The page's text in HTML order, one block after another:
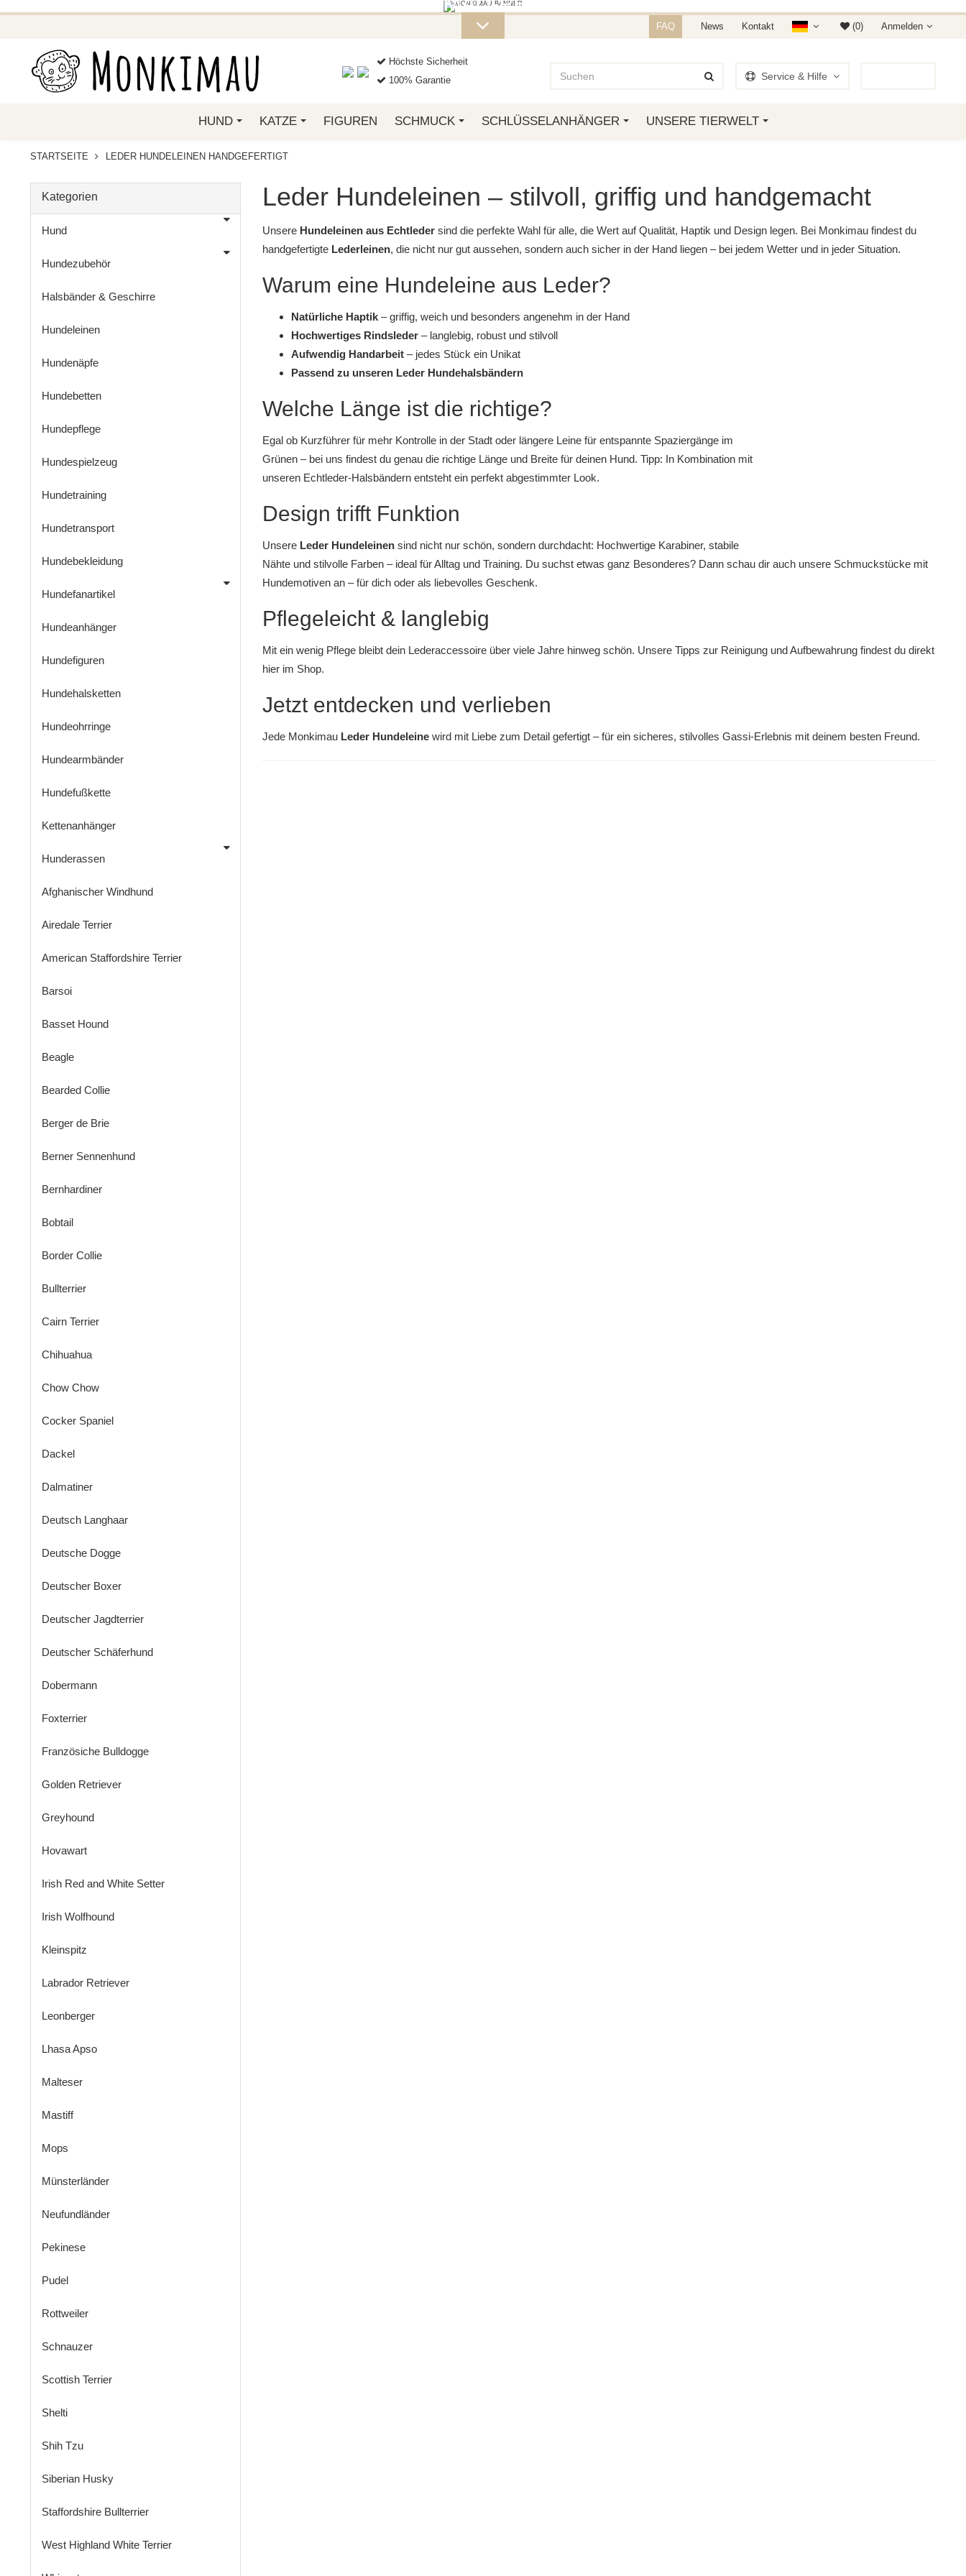
OTTO.
FAQ News Kontakt (0) Anmelden
Höchste Sicherheit
100% Garantie
Service & Hilfe
HUND KATZE FIGUREN SCHMUCK SCHLÜSSELANHÄNGER UNSERE TIERWELT
STARTSEITE LEDER HUNDELEINEN HANDGEFERTIGT
Leder Hundeleinen – stilvoll, griffig und handgemacht
Unsere Hundeleinen aus Echtledersind die perfekte Wahl für alle, die Wert auf Qualität, Haptik und Design legen. Bei Monkimaufindest du
handgefertigte Lederleinen, die nicht nur gut aussehen, sondern auch sicher in der Hand liegen – bei jedem Wetter und in jeder Situation.
Warum eine Hundeleine aus Leder?
Natürliche Haptik– griffig, weich und besonders angenehm in der Hand
Hochwertiges Rindsleder– langlebig, robust und stilvoll
Aufwendig Handarbeit– jedes Stück ein Unikat
Passend zu unseren Leder Hundehalsbändern
Welche Länge ist die richtige?
Egal ob Kurzführer für mehr Kontrolle in der Stadt oder längere Leine für entspannte Spaziergänge im
Grünen – bei uns findest du genau die richtige Länge und Breite für deinen Hund. Tipp: In Kombination mit
unseren Echtleder-Halsbändernentsteht ein perfekt abgestimmter Look.
Design trifft Funktion
Unsere Leder Hundeleinensind nicht nur schön, sondern durchdacht: Hochwertige Karabiner, stabile
Nähte und stilvolle Farben – ideal für Alltag und Training. Du suchst etwas ganz Besonderes? Dann schau dir auch unsere Schmuckstücke mit
Hundemotivenan – für dich oder als liebevolles Geschenk.
Pflegeleicht & langlebig
Mit ein wenig Pflegebleibt dein Lederaccessoire über viele Jahre hinweg schön. Unsere Tipps zur Reinigung und Aufbewahrung findest du direkt
hier im Shop.
Jetzt entdecken und verlieben
Jede Monkimau Leder Hundeleinewird mit Liebe zum Detail gefertigt – für ein sicheres, stilvolles Gassi-Erlebnis mit deinem besten Freund.
Kategorien
Hund
Hundezubehör
Halsbänder & Geschirre
Hundeleinen
Hundenäpfe
Hundebetten
Hundepflege
Hundespielzeug
Hundetraining
Hundetransport
Hundebekleidung
Hundefanartikel
Hundeanhänger
Hundefiguren
Hundehalsketten
Hundeohrringe
Hundearmbänder
Hundefußkette
Kettenanhänger
Hunderassen
Afghanischer Windhund
Airedale Terrier
American Staffordshire Terrier
Barsoi
Basset Hound
Beagle
Bearded Collie
Berger de Brie
Berner Sennenhund
Bernhardiner
Bobtail
Border Collie
Bullterrier
Cairn Terrier
Chihuahua
Chow Chow
Cocker Spaniel
Dackel
Dalmatiner
Deutsch Langhaar
Deutsche Dogge
Deutscher Boxer
Deutscher Jagdterrier
Deutscher Schäferhund
Dobermann
Foxterrier
Französiche Bulldogge
Golden Retriever
Greyhound
Hovawart
Irish Red and White Setter
Irish Wolfhound
Kleinspitz
Labrador Retriever
Leonberger
Lhasa Apso
Malteser
Mastiff
Mops
Münsterländer
Neufundländer
Pekinese
Pudel
Rottweiler
Schnauzer
Scottish Terrier
Shelti
Shih Tzu
Siberian Husky
Staffordshire Bullterrier
West Highland White Terrier